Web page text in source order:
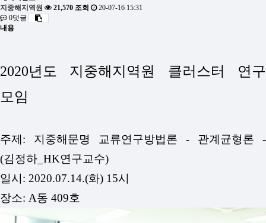
지중해지역원
21,570 조회
20-07-16 15:31
0댓글
내용
2020년도 지중해지역원 클러스터 연구
모임
주제: 지중해문명 교류연구방법론 - 관계균형론 -
(김정하_HK연구교수)
일시: 2020.07.14.(화) 15시
장소: A동 409호